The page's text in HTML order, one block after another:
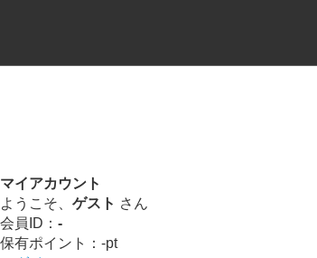
マイアカウント
ようこそ、 ゲスト さん
会員ID： -
保有ポイント： -pt